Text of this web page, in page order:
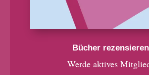
Bücher rezensieren
Werde aktives